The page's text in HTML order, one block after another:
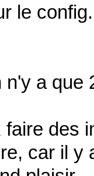
le
n'y a que
des
car il y